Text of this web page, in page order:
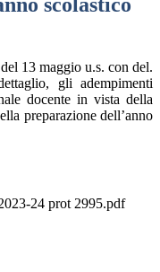
scolastico
13 maggio u.s. con del.
gli adempimenti
docente in vista della
preparazione dell’anno
24 prot 2995.pdf